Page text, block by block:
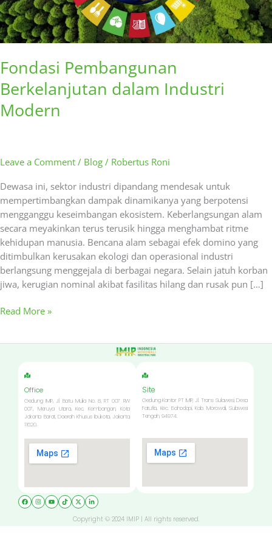
Fondasi Pembangunan
Berkelanjutan dalam Industri
Modern
Leave a Comment / Blog / Robertus Roni
Dewasa ini, sektor industri dipandang mendesak untuk
mempertimbangkan dampak dinamikanya yang berpotensi
mengganggu keseimbangan ekosistem. Keberlangsungan alam
secara meyakinkan terus terusik hingga menghambat ritme
kehidupan manusia. Bencana alam sebagai efek domino yang
ditimbulkan kerusakan ekologi dan operasional industri
berlangsung menggejala di berbagai negara. Selain jatuh korban
jiwa, kerugian nominal akibat fasilitas hilang dan rusak pun […]
Read More »
Office
Gedung IMIP, Jl. Batu Mulia No. 8, RT 007 RW
007, Meruya Utara, Kec. Kembangan, Kota
Jakarta Barat, Daerah Khusus Ibukota, Jakarta,
11620.
Site
Gedung Kantor PT IMIP, Jl. Trans Sulawesi, Desa
Fatufia, Kec. Bahodopi, Kab. Morowali, Sulawesi
Tengah, 94974.
Copyright © 2024 IMIP | All rights reserved.